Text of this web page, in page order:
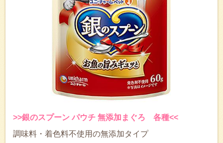
>>銀のスプーン パウチ 無添加まぐろ 各種<<
調味料・着色料不使用の無添加タイプ